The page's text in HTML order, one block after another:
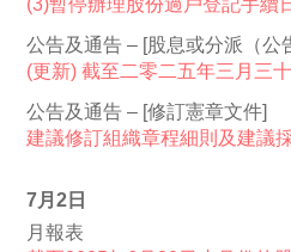
(3)暫停辦理股份過戶登記手續
公告及通告 – [股息或分派（公
(更新) 截至二零二五年三月三
公告及通告 – [修訂憲章文件]
建議修訂組織章程細則及建議
7月2日
月報表